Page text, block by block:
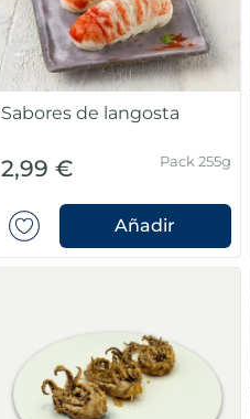
Sabores de langosta
2,99 € Pack 255g
Añadir